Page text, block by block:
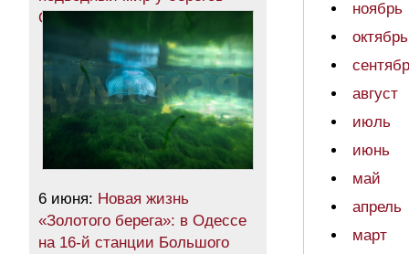
Одессы (фоторепортаж)
6 июня: Новая жизнь
«Золотого берега»: в Одессе
на 16-й станции Большого
ноябрь
октябрь
август
июль
июнь
май
апрель
март